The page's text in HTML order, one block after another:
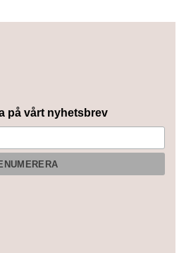
på vårt nyhetsbrev